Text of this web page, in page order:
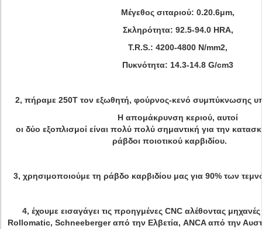
Μέγεθος σιταριού: 0.20.6μm,
Σκληρότητα: 92.5-94.0 HRA,
T.R.S.: 4200-4800 N/mm2,
Πυκνότητα: 14.3-14.8 G/cm3
2, πήραμε 250T τον εξωθητή, φούρνος-κενό συμπύκνωσης
Η απομάκρυνση κεριού, αυτοί
οι δύο εξοπλισμοί είναι πολύ πολύ σημαντική για την
ράβδοι ποιοτικού καρβιδίου.
3, χρησιμοποιούμε τη ράβδο καρβιδίου μας για 90% των
4, έχουμε εισαγάγει τις προηγμένες CNC αλέθοντας μηχανές
Rollomatic, Schneeberger από την Ελβετία, ANCA από την